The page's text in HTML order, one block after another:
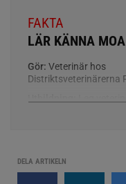
FAKTA
LÄR KÄNNA
Gör: Veterinär hos
Distriktsveterinärerna
specialist inom
DELA ARTIKELN